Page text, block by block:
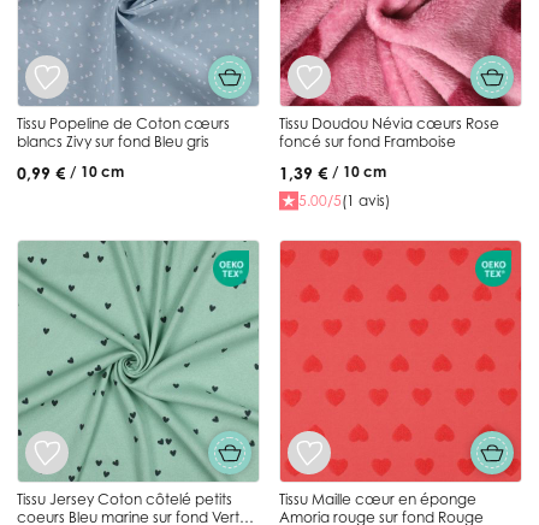
Tissu Popeline de Coton cœurs
blancs Zivy sur fond Bleu gris
0,99 € / 10 cm
Tissu Doudou Névia cœurs Rose
foncé sur fond Framboise
1,39 € / 10 cm
5.00/5(1 avis)
Tissu Jersey Coton côtelé petits
coeurs Bleu marine sur fond Vert
Tissu Maille cœur en éponge
Amoria rouge sur fond Rouge